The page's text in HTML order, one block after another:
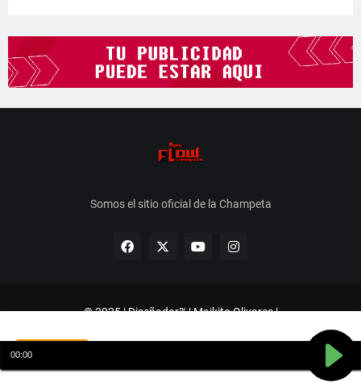
Somos el sitio oficial de la Champeta
© 2025 | Diseñador™ | Maikito Olivares |